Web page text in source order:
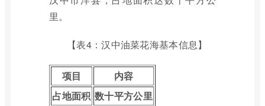
里。
【表4：汉中油菜花海基本信息】
项目
内容
占地面积 数十平方公里